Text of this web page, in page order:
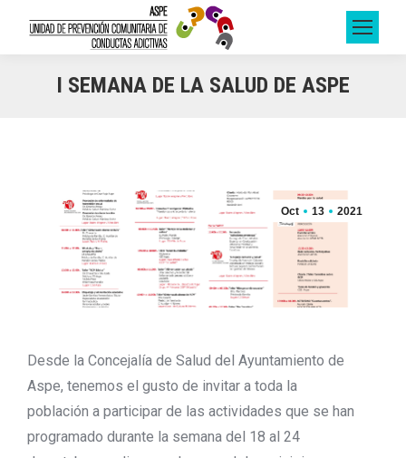
I SEMANA DE LA SALUD DE ASPE
Oct 13 2021
Desde la Concejalía de Salud del Ayuntamiento de
Aspe, tenemos el gusto de invitar a toda la
población a participar de las actividades que se han
programado durante la semana del 18 al 24